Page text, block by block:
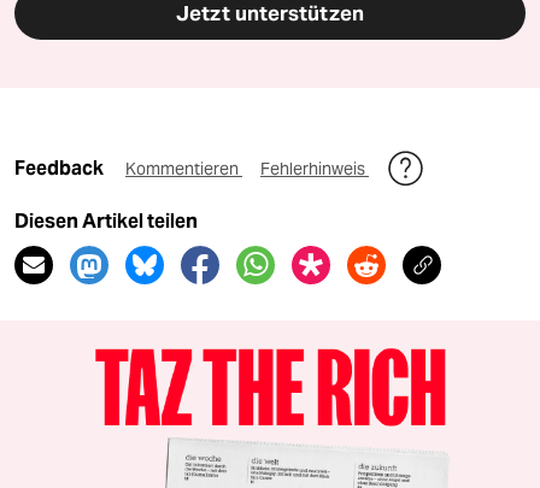
Jetzt unterstützen
Feedback Kommentieren Fehlerhinweis
Diesen Artikel teilen